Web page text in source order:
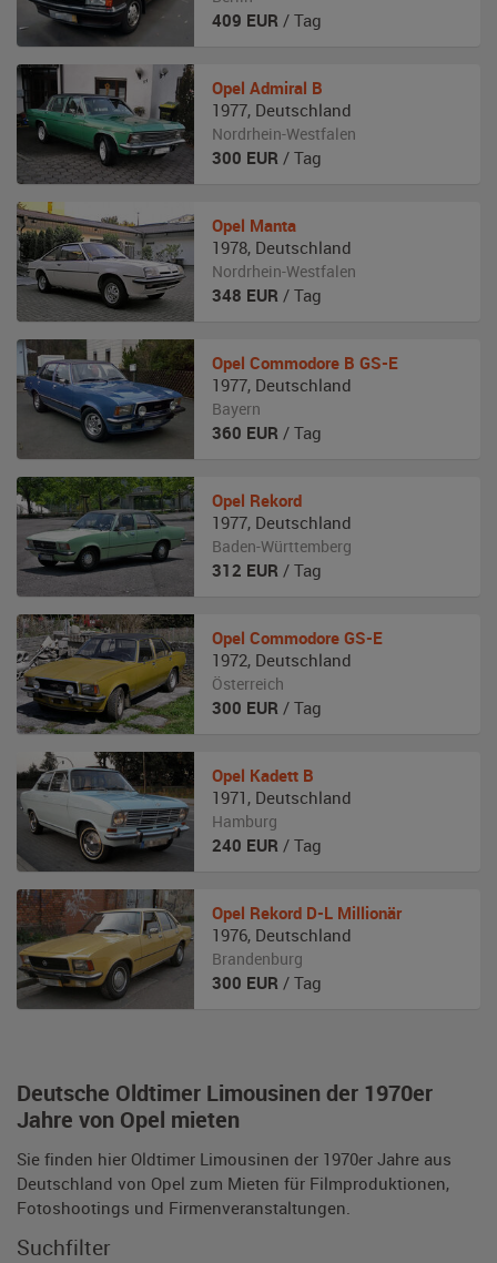
Deutsche Oldtimer Limousinen der 1970er
Jahre von Opel mieten
Sie finden hier Oldtimer Limousinen der 1970er Jahre aus
Deutschland von Opel zum Mieten für Filmproduktionen,
Fotoshootings und Firmenveranstaltungen.
409 EUR / Tag
Opel Admiral B
1977, Deutschland
Nordrhein-Westfalen
300 EUR / Tag
Opel Manta
1978, Deutschland
Nordrhein-Westfalen
348 EUR / Tag
Opel Commodore B GS-E
1977, Deutschland
Bayern
360 EUR / Tag
Opel Rekord
1977, Deutschland
Baden-Württemberg
312 EUR / Tag
Opel Commodore GS-E
1972, Deutschland
Österreich
300 EUR / Tag
Opel Kadett B
1971 , Deutschland
Hamburg
240 EUR / Tag
Opel Rekord D-L Millionär
1976, Deutschland
Brandenburg
300 EUR / Tag
Suchfilter